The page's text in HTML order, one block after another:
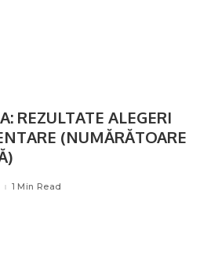
REZULTATE ALEGERI
(NUMĂRĂTOARE
1 Min Read